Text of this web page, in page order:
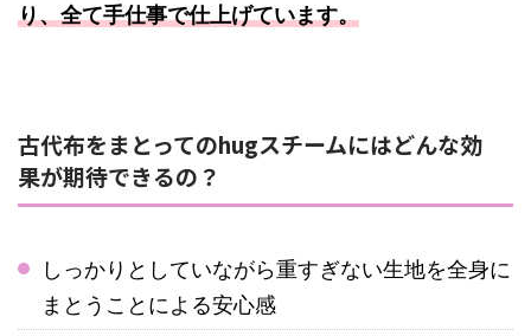
り、全て手仕事で仕上げています。
古代布をまとってのhugスチームにはどんな効
果が期待できるの？
しっかりとしていながら重すぎない生地を全身に
まとうことによる安心感